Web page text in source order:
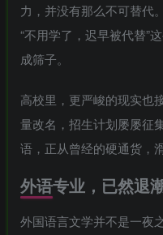
力，并没有那么不可替代
“不用学了，迟早被代替”
成筛子。
高校里，更严峻的现实也
量改名，招生计划屡屡征
语，正从曾经的硬通货，滑
外语专业，已然退
外国语言文学并不是一夜